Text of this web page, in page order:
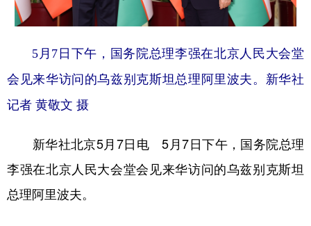
学术中国 乡村振兴 银龄 溯源中国
城市 旅游 能源 会展
彩票 娱乐 时尚 悦读
公益
文化产业
地方频道
5月7日下午，国务院总理李强在北京人民大会堂
会见来华访问的乌兹别克斯坦总理阿里波夫。 新华社
记者 黄敬文 摄
新华社北京5月7日电 5月7日下午，国务院总理
李强在北京人民大会堂会见来华访问的乌兹别克斯坦
总理阿里波夫。